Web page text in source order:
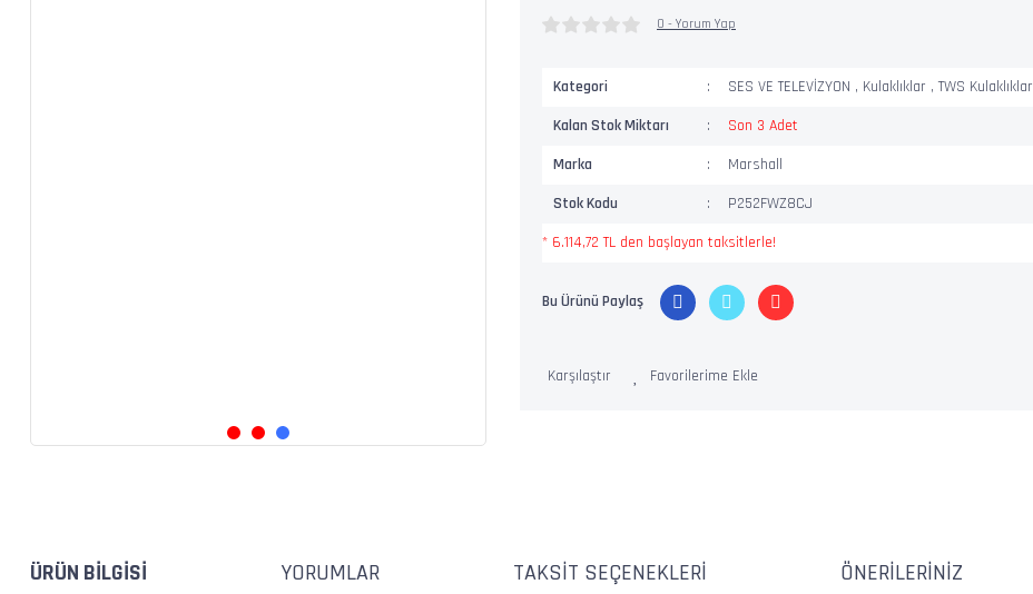
0 - Yorum Yap
Kategori SES VE TELEVİZYON , Kulaklıklar ,TWS Kulaklıklar
Kalan Stok Miktarı
Son 3 Adet
Marka
Marshall
Stok Kodu
P252FWZ8CJ
* 6.114,72 TL den başlayan taksitlerle!
Bu Ürünü Paylaş
Karşılaştır
ÜRÜN BILGISI YORUMLAR TAKSIT SEÇENEKLERI ÖNERILERINIZ